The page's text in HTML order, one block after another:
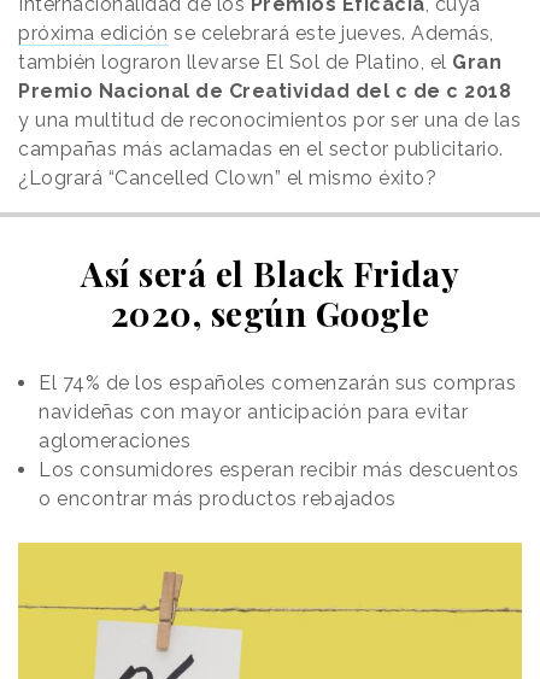
próxima edición se celebrará este jueves. Además,
también lograron llevarse El Sol de Platino, el Gran
Premio Nacional de Creatividad del c de c 2018
y una multitud de reconocimientos por ser una de las
campañas más aclamadas en el sector publicitario.
¿Logrará “Cancelled Clown” el mismo éxito?
Así será el Black Friday
2020, según Google
El 74% de los españoles comenzarán sus compras
navideñas con mayor anticipación para evitar
aglomeraciones
Los consumidores esperan recibir más descuentos
o encontrar más productos rebajados